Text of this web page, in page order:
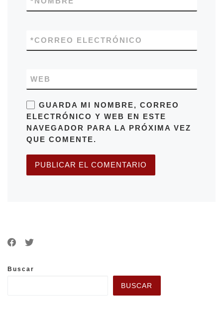
CORREO ELECTRÓNICO
*
WEB
GUARDA MI NOMBRE, CORREO
ELECTRÓNICO Y WEB EN ESTE
NAVEGADOR PARA LA PRÓXIMA VEZ
QUE COMENTE.
Buscar
BUSCAR